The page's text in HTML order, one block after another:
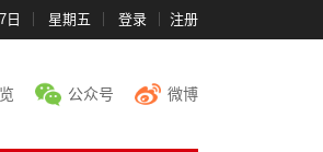
日 星期五 登录 注册
公众号 微博